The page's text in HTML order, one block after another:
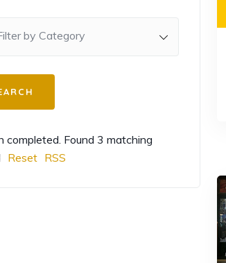
by Category
completed. Found 3 matching
Reset RSS